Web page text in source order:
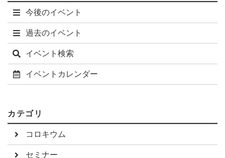
今後のイベント
過去のイベント
イベント検索
イベントカレンダー
カテゴリ
コロキウム
セミナー